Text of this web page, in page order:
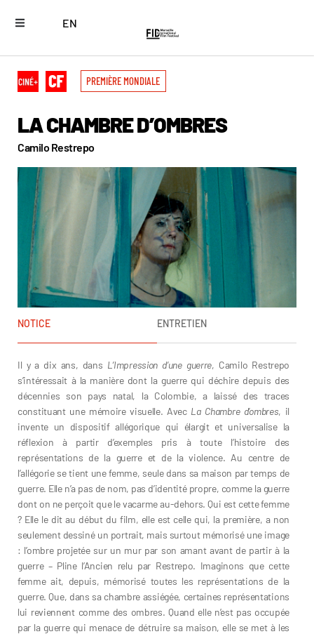
EN
PREMIÈRE MONDIALE
LA CHAMBRE D’OMBRES
Camilo Restrepo
NOTICE ENTRETIEN
Il y a dix ans, dans L’Impression d’une guerre, Camilo Restrepo
s’intéressait à la manière dont la guerre qui déchire depuis des
décennies son pays natal, la Colombie, a laissé des traces
constituant une mémoire visuelle. Avec La Chambre d’ombres, il
invente un dispositif allégorique qui élargit et universalise la
réflexion à partir d’exemples pris à toute l’histoire des
représentations de la guerre et de la violence. Au centre de
l’allégorie se tient une femme, seule dans sa maison par temps de
guerre. Elle n’a pas de nom, pas d’identité propre, comme la guerre
dont on ne perçoit que le vacarme au-dehors. Qui est cette femme
? Elle le dit au début du film, elle est celle qui, la première, a non
seulement dessiné un portrait, mais surtout mémorisé une image
: l’ombre projetée sur un mur par son amant avant de partir à la
guerre – Pline l’Ancien relu par Restrepo. Imaginons que cette
femme ait, depuis, mémorisé toutes les représentations de la
guerre. Que, dans sa chambre assiégée, certaines représentations
lui reviennent comme des ombres. Quand elle n’est pas occupée
par la guerre qui menace de détruire sa maison, elle se met à les